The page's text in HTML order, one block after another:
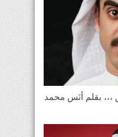
بقلم أنَس محمد